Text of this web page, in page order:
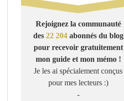
Rejoignez la communauté
des 22 204abonnés du blog
pour recevoir gratuitement
mon guide et mon mémo !
Je les ai spécialement conçus
pour mes lecteurs :)
-